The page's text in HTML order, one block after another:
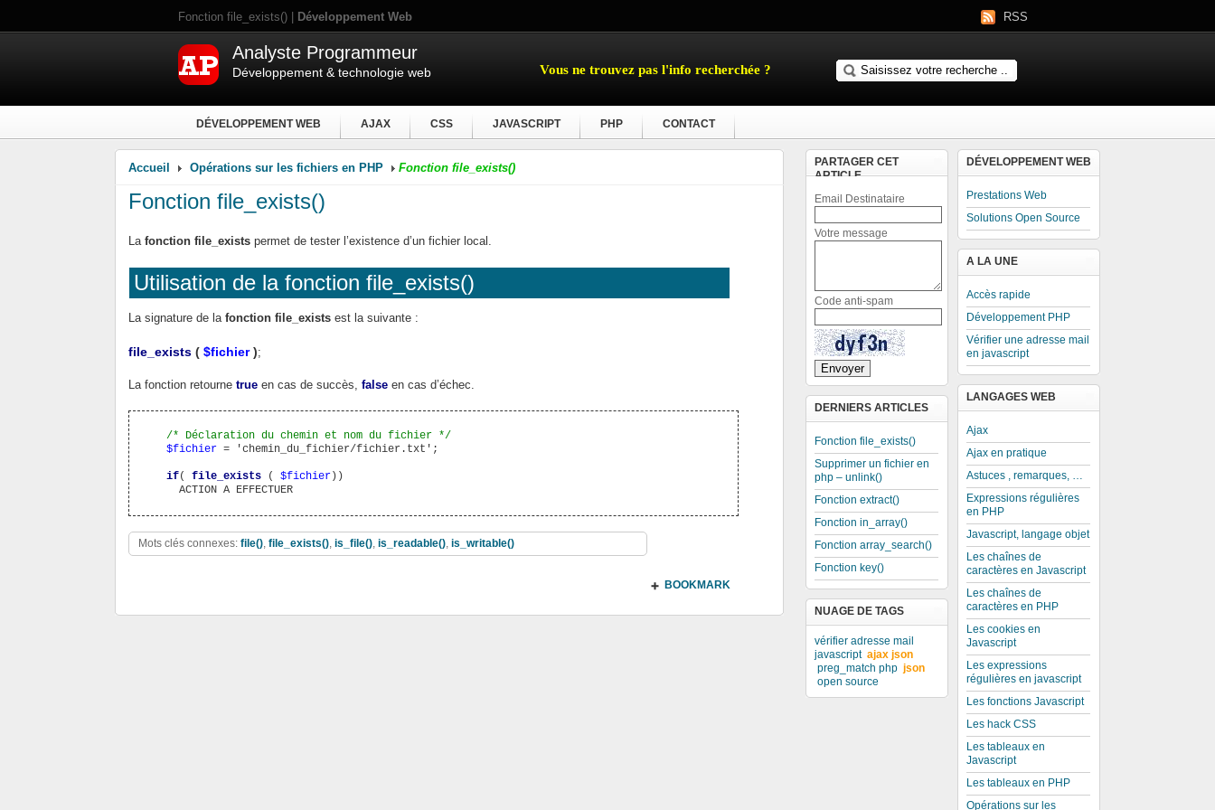
Fonction file_exists() | Développement Web RSS
Analyste Programmeur
Développement & technologie web Vous ne trouvez pas l'info recherchée ?
DÉVELOPPEMENT WEB AJAX CSS JAVASCRIPT PHP CONTACT
Accueil Opérations sur les fichiers en PHP Fonction file_exists()
Fonction file_exists()
La fonction file_exists permet de tester l’existence d’un fichier local.
Utilisation de la fonction file_exists()
La signature de la fonction file_exists est la suivante :
file_exists ( $fichier);
La fonction retourne true en cas de succès, false en cas d’échec.
/* Déclaration du chemin et nom du fichier */
$fichier = 'chemin_du_fichier/fichier.txt';
if( file_exists ( $fichier ))
Mots clés connexes: file(), file_exists(), is_file(), is_readable(), is_writable()
BOOKMARK
PARTAGER CET
ARTICLE
Email Destinataire
Votre message
Code anti-spam
DERNIERS ARTICLES
Fonction file_exists()
Supprimer un fichier en
php – unlink()
Fonction extract()
Fonction in_array()
Fonction array_search()
Fonction key()
NUAGE DE TAGS
vérifier adresse mail
javascript ajax json
preg_match php json
open source
DÉVELOPPEMENT WEB
Prestations Web
Solutions Open Source
A LA UNE
Accès rapide
Développement PHP
Vérifier une adresse mail
en javascript
LANGAGES WEB
Ajax
Ajax en pratique
Astuces , remarques, …
Expressions régulières
en PHP
Javascript, langage objet
Les chaînes de
caractères en Javascript
Les chaînes de
caractères en PHP
Les cookies en
Javascript
Les expressions
régulières en javascript
Les fonctions Javascript
Les hack CSS
Les tableaux en
Javascript
Les tableaux en PHP
Opérations sur les